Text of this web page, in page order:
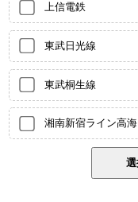
上信電鉄
東武日光線
東武桐生線
湘南新宿ライン高海